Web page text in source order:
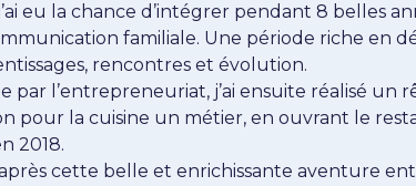
eu la chance d’intégrer pendant 8 belles
familiale. Une période riche en
rencontres et évolution.
par l’entrepreneuriat, j’ai ensuite réalisé un
pour la cuisine un métier, en ouvrant le
2018.
après cette belle et enrichissante aventure